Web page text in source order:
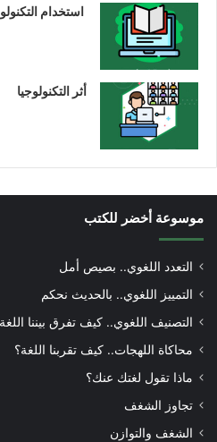
استخدام
أثر التكنولوجيا
موسوعة أخضر للكتب
التعدد اللغوي.. بصيص أمل
التمييز اللغوي.. بالحديث نحكم
التصنيف اللغوي.. كيف تفرق بيننا
محاكاة اللهجات.. كيف تقربنا اللغة؟
ماذا تقول لغتك عنك؟
تجاوز الشغف
الشغف والتوازن